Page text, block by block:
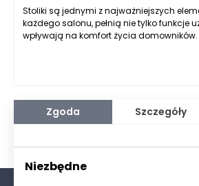
Stoliki są jednymi z najważniejszych
każdego salonu, pełnią nie tylko funkcje
wpływają na komfort życia
przestrzeni i jej elementów do potrzeb
funkcjonalność pomieszczenia, ale także
optymalne wykorzystanie przestrzeni
codziennych aktywności. Odpowiednio
dolegliwości wynikających z
niewłaściwych pozycji.
Zgoda Szczegóły
Niezbędne